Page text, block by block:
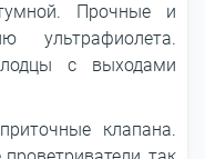
Прочные и
ультрафиолета.
с выходами
клапана.